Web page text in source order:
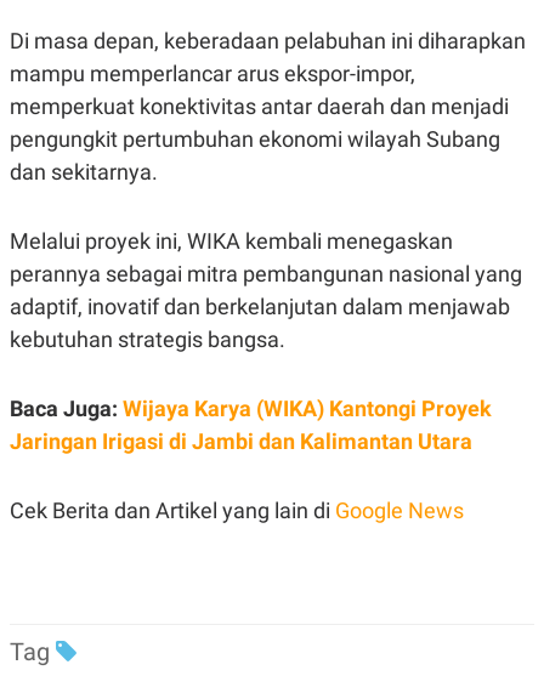
T
A
T
E
K
O
A
N
T
I
S
K
N
N
Y
P
E
R
.
I
Di masa depan, keberadaan pelabuhan ini diharapkan
mampu memperlancar arus ekspor-impor,
memperkuat konektivitas antar daerah dan menjadi
pengungkit pertumbuhan ekonomi wilayah Subang
dan sekitarnya.
Melalui proyek ini, WIKA kembali menegaskan
perannya sebagai mitra pembangunan nasional yang
adaptif, inovatif dan berkelanjutan dalam menjawab
kebutuhan strategis bangsa.
Baca Juga: Wijaya Karya (WIKA) Kantongi Proyek
Jaringan Irigasi di Jambi dan Kalimantan Utara
Cek Berita dan Artikel yang lain di Google News
Tag